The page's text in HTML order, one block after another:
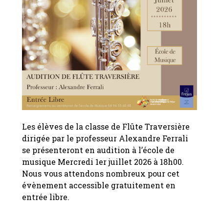
Les élèves de la classe de Flûte Traversière
dirigée par le professeur Alexandre Ferrali
se présenteront en audition à l’école de
musique Mercredi 1er juillet 2026 à 18h00.
Nous vous attendons nombreux pour cet
évènement accessible gratuitement en
entrée libre.